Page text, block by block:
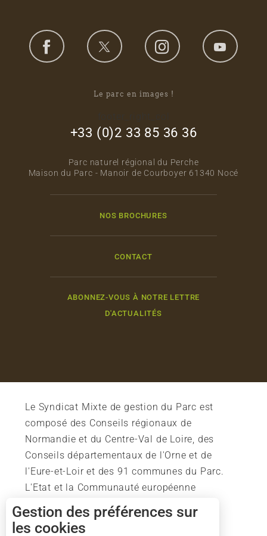
Le parc en images !
+33 (0)2 33 85 36 36
Parc naturel régional du Perche
Maison du Parc - Manoir de Courboyer 61340 Nocé
NOS BROCHURES
CONTACT
ABONNEZ-VOUS À NOTRE LETTRE
D'ACTUALITÉS
Le Syndicat Mixte de gestion du Parc est
composé des Conseils régionaux de
Normandie et du Centre-Val de Loire, des
Conseils départementaux de l'Orne et de
l'Eure-et-Loir et des 91 communes du Parc.
L'Etat et la Communauté européenne
soutiennent également l'action du Parc.
Gestion des préférences sur
les cookies